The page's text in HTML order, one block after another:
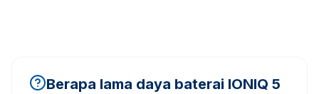
Berapa lama daya baterai IONIQ 5